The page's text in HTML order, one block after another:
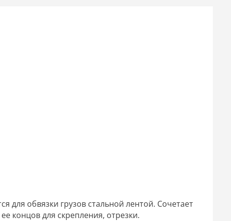
для обвязки грузов стальной лентой. Сочетает
концов для скрепления, отрезки.